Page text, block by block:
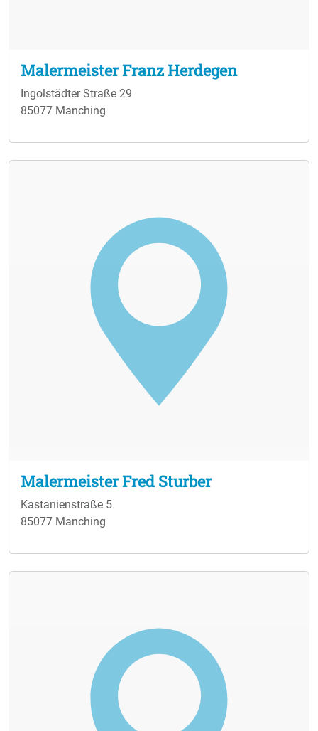
Malermeister Franz Herdegen
Ingolstädter Straße 29
85077 Manching
Malermeister Fred Sturber
Kastanienstraße 5
85077 Manching